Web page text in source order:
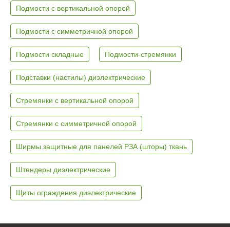
Подмости с вертикальной опорой
Подмости с симметричной опорой
Подмости складные Подмости-стремянки
Подставки (настилы) диэлектрические
Стремянки с вертикальной опорой
Стремянки с симметричной опорой
Ширмы защитные для панелей РЗА (шторы) ткань
Штендеры диэлектрические
Щиты ограждения диэлектрические